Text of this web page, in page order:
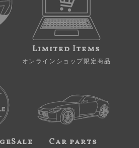
Limited Items
オンラインショップ限定商品
Car parts